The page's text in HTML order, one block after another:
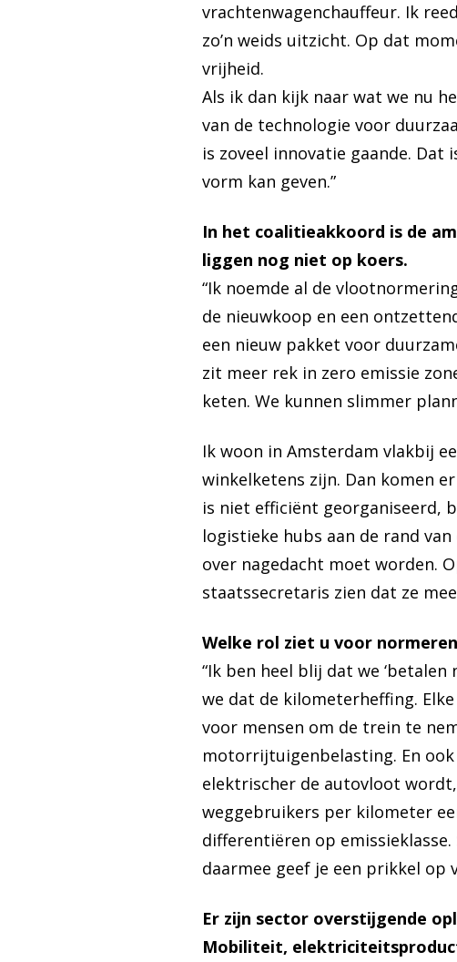
vrachtenwagenchauffeur. Ik
zo’n weids uitzicht. Op dat
vrijheid.
Als ik dan kijk naar wat we nu
van de technologie voor
is zoveel innovatie gaande.
vorm kan geven.”
In het coalitieakkoord is de
liggen nog niet op koers.
“Ik noemde al de
de nieuwkoop en een
een nieuw pakket voor
zit meer rek in zero emissie
keten. We kunnen slimmer
Ik woon in Amsterdam vlakbij
winkelketens zijn. Dan komen
is niet efficiënt georganiseerd,
logistieke hubs aan de rand
over nagedacht moet worden.
staatssecretaris zien dat ze
Welke rol ziet u voor
“Ik ben heel blij dat we
we dat de kilometerheffing.
voor mensen om de trein te
motorrijtuigenbelasting. En ook
elektrischer de autovloot
weggebruikers per kilometer
differentiëren op emissieklasse.
daarmee geef je een prikkel op
Er zijn sector overstijgende
Mobiliteit,